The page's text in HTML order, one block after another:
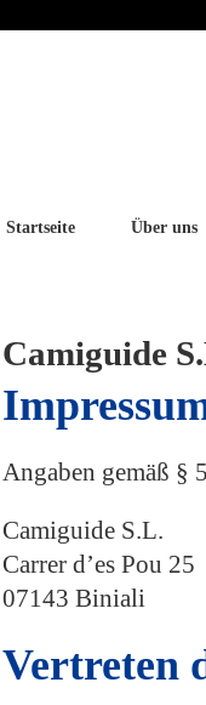
Startseite Über uns
Camiguide
Angaben gemäß §
Camiguide S.L.
Carrer d’es Pou 25
07143 Biniali
Vertreten